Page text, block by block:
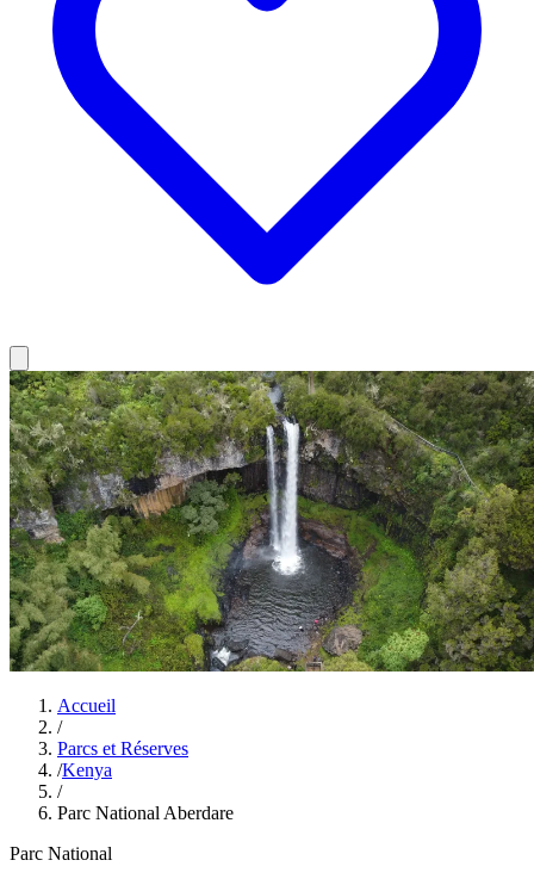
Accueil
/
Parcs et Réserves
/Kenya
/
Parc National Aberdare
Parc National